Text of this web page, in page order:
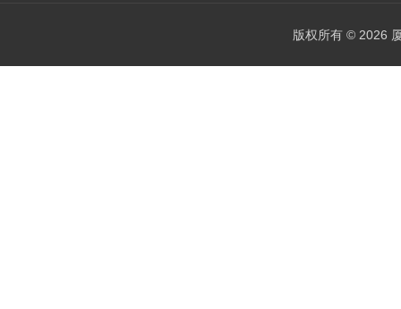
版权所有 © 2026